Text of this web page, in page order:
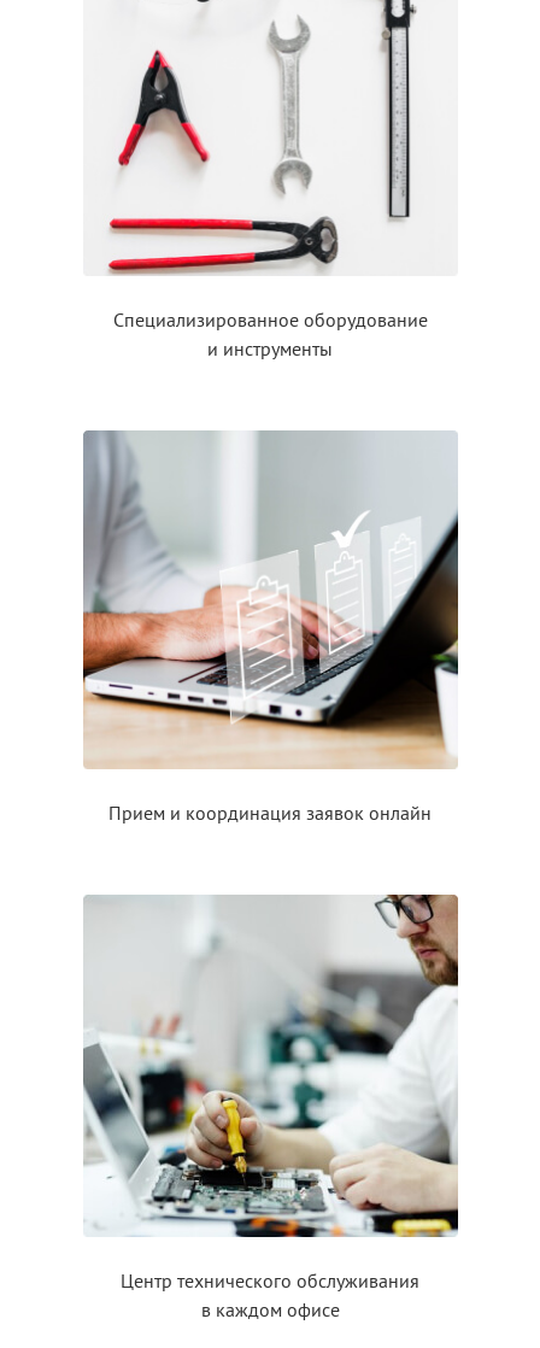
Специализированное оборудование
и инструменты
Прием и координация заявок онлайн
Центр технического обслуживания
в каждом офисе